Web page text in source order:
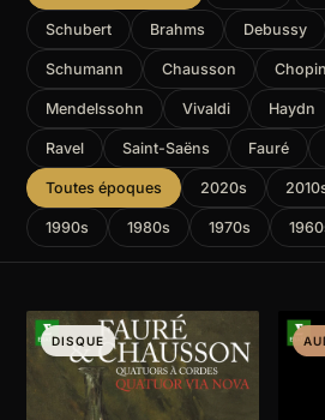
Schubert Brahms Debussy
Schumann Chausson Chopin
Mendelssohn Vivaldi Haydn
Ravel Saint-Saëns Fauré
Toutes époques 2020s
1990s 1980s 1970s
DISQUE